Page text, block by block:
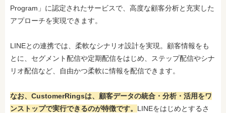
Program」に認定されたサービスで、高度な顧客分析と充実した
アプローチを実現できます。
LINEとの連携では、柔軟なシナリオ設計を実現。顧客情報をも
とに、セグメント配信や定期配信をはじめ、ステップ配信やシナ
リオ配信など、自由かつ柔軟に情報を配信できます。
なお、CustomerRingsは、顧客データの統合・分析・活用をワ
ンストップで実行できるのが特徴です。 LINEをはじめとするさ